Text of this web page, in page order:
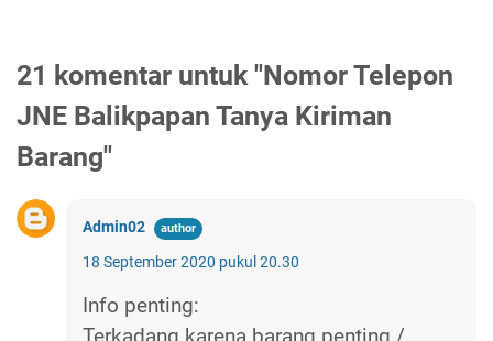
21 komentar untuk "Nomor Telepon
JNE Balikpapan Tanya Kiriman
Barang"
Admin02
18 September 2020 pukul 20.30
Info penting: